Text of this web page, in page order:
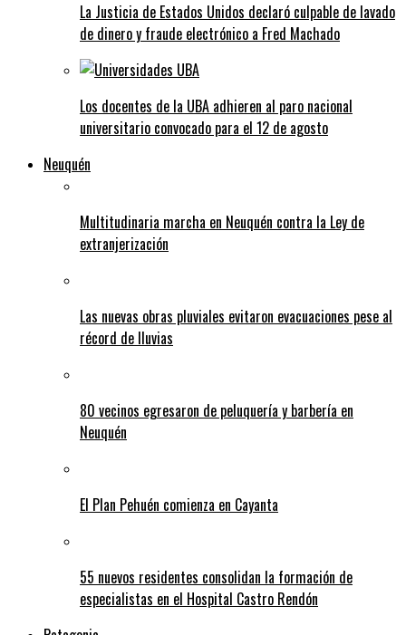
La Justicia de Estados Unidos declaró culpable de lavado
de dinero y fraude electrónico a Fred Machado
Los docentes de la UBA adhieren al paro nacional
universitario convocado para el 12 de agosto
Neuquén
Multitudinaria marcha en Neuquén contra la Ley de
extranjerización
Las nuevas obras pluviales evitaron evacuaciones pese al
récord de lluvias
80 vecinos egresaron de peluquería y barbería en
Neuquén
El Plan Pehuén comienza en Cayanta
55 nuevos residentes consolidan la formación de
especialistas en el Hospital Castro Rendón